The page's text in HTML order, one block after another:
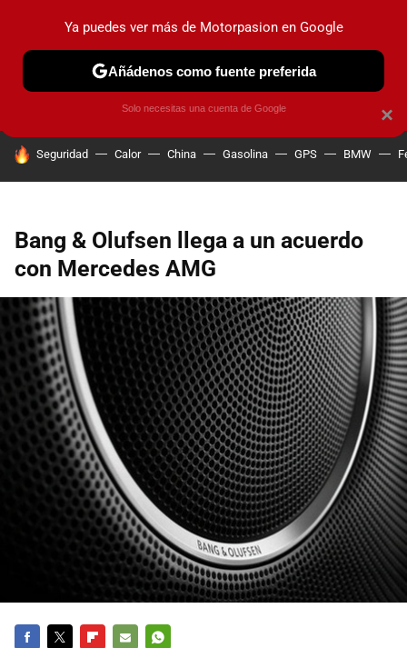
PRUEBAS COCHES ELÉCTRICOS OBSERVATORIO
HOY SE HABLA DE
Seguridad Calor China Gasolina GPS BMW
Bang & Olufsen llega a un acuerdo
con Mercedes AMG
×
Ya puedes ver más de Motorpasion en Google
Añádenos como fuente preferida
Solo necesitas una cuenta de Google